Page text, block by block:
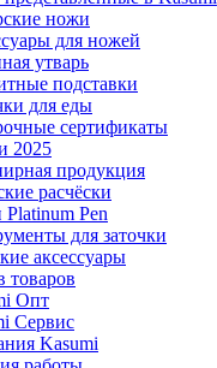
ножи
для ножей
утварь
подставки
для еды
сертификаты
2025
продукция
расчёски
Platinum Pen
для заточки
аксессуары
товаров
Опт
Сервис
Kasumi